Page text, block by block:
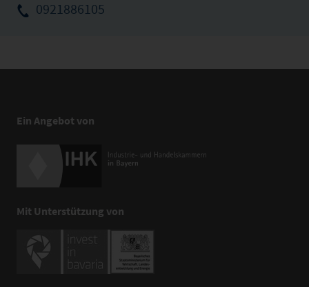
0921886105
Ein Angebot von
Mit Unterstützung von